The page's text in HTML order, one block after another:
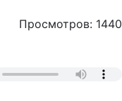
Просмотров: 1440